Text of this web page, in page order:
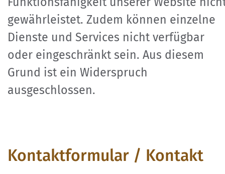
gewährleistet. Zudem können einzelne
Dienste und Services nicht verfügbar
oder eingeschränkt sein. Aus diesem
Grund ist ein Widerspruch
ausgeschlossen.
Kontaktformular / Kontakt